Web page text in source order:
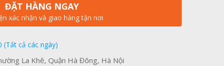
ĐẶT HÀNG NGAY
xác nhận và giao hàng tận nơi
(Tất cả các ngày)
La Khê, Quận Hà Đông, Hà Nội